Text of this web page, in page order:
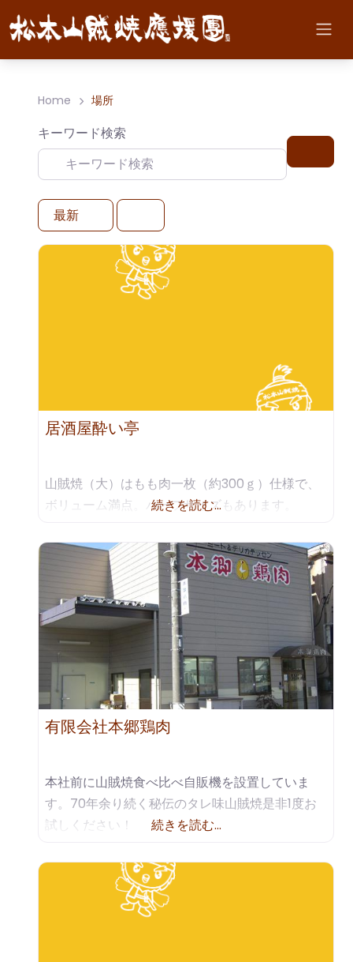
Home 場所
キーワード検索
最新
居酒屋酔い亭
山賊焼（大）はもも肉一枚（約300ｇ）仕様で、
ボリューム満点。ハーフサイズもあります。
続きを読む…
有限会社本郷鶏肉
本社前に山賊焼食べ比べ自販機を設置していま
す。70年余り続く秘伝のタレ味山賊焼是非1度お
試しください！
続きを読む…